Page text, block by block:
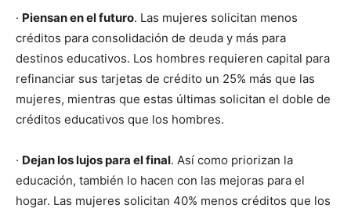
· Piensan en el futuro. Las mujeres solicitan menos
créditos para consolidación de deuda y más para
destinos educativos. Los hombres requieren capital para
refinanciar sus tarjetas de crédito un 25% más que las
mujeres, mientras que estas últimas solicitan el doble de
créditos educativos que los hombres.
· Dejan los lujos para el final. Así como priorizan la
educación, también lo hacen con las mejoras para el
hogar. Las mujeres solicitan 40% menos créditos que los